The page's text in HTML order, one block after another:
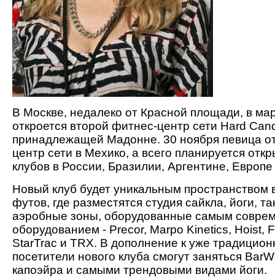
В Москве, недалеко от Красной площади, в
откроется второй фитнес-центр сети Hard
принадлежащей Мадонне. 30 ноября певица
центр сети в Мехико, а всего планируется
клубов в России, Бразилии, Аргентине,
Новый клуб будет уникальным пространством
футов, где разместятся студия сайкла, йоги,
аэробные зоны, оборудованные самым
оборудованием - Precor, Marpo Kinetics, Hoist,
StarTrac и TRX. В дополнение к уже
посетители нового клуба смогут заняться
капоэйра и самыми трендовыми видами йоги.